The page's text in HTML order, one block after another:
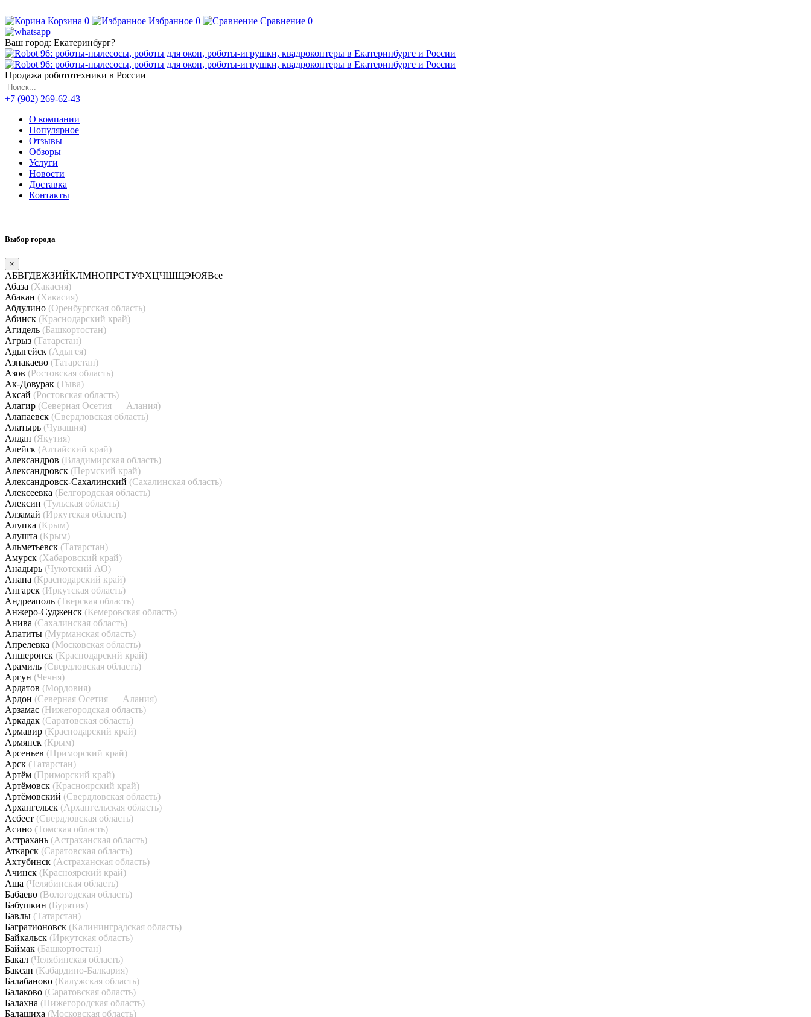
Корзина 0 Избранное 0 Сравнение 0
Ваш город: Екатеринбург?
Продажа робототехники в России
+7 (902) 269-62-43
О компании
Популярное
Отзывы
Обзоры
Услуги
Новости
Доставка
Контакты
Выбор города
×
АБВГДЕЖЗИЙКЛМНОПРСТУФХЦЧШЩЭЮЯВсе
Абаза (Хакасия)
Абакан (Хакасия)
Абдулино (Оренбургская область)
Абинск (Краснодарский край)
Агидель (Башкортостан)
Агрыз (Татарстан)
Адыгейск (Адыгея)
Азнакаево (Татарстан)
Азов (Ростовская область)
Ак-Довурак (Тыва)
Аксай (Ростовская область)
Алагир (Северная Осетия — Алания)
Алапаевск (Свердловская область)
Алатырь (Чувашия)
Алдан (Якутия)
Алейск (Алтайский край)
Александров (Владимирская область)
Александровск (Пермский край)
Александровск-Сахалинский (Сахалинская область)
Алексеевка (Белгородская область)
Алексин (Тульская область)
Алзамай (Иркутская область)
Алупка (Крым)
Алушта (Крым)
Альметьевск (Татарстан)
Амурск (Хабаровский край)
Анадырь (Чукотский АО)
Анапа (Краснодарский край)
Ангарск (Иркутская область)
Андреаполь (Тверская область)
Анжеро-Судженск (Кемеровская область)
Анива (Сахалинская область)
Апатиты (Мурманская область)
Апрелевка (Московская область)
Апшеронск (Краснодарский край)
Арамиль (Свердловская область)
Аргун (Чечня)
Ардатов (Мордовия)
Ардон (Северная Осетия — Алания)
Арзамас (Нижегородская область)
Аркадак (Саратовская область)
Армавир (Краснодарский край)
Армянск (Крым)
Арсеньев (Приморский край)
Арск (Татарстан)
Артём (Приморский край)
Артёмовск (Красноярский край)
Артёмовский (Свердловская область)
Архангельск (Архангельская область)
Асбест (Свердловская область)
Асино (Томская область)
Астрахань (Астраханская область)
Аткарск (Саратовская область)
Ахтубинск (Астраханская область)
Ачинск (Красноярский край)
Аша (Челябинская область)
Бабаево (Вологодская область)
Бабушкин (Бурятия)
Бавлы (Татарстан)
Багратионовск (Калининградская область)
Байкальск (Иркутская область)
Баймак (Башкортостан)
Бакал (Челябинская область)
Баксан (Кабардино-Балкария)
Балабаново (Калужская область)
Балаково (Саратовская область)
Балахна (Нижегородская область)
Балашиха (Московская область)